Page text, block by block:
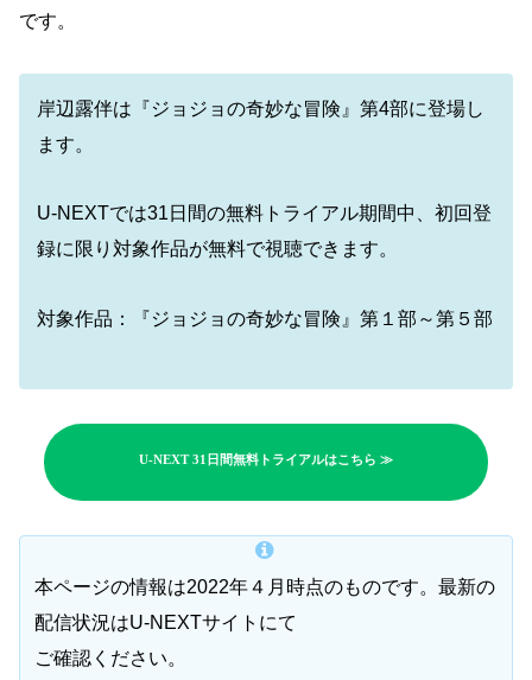
です。
岸辺露伴は『ジョジョの奇妙な冒険』第4部に登場し
ます。
U-NEXTでは31日間の無料トライアル期間中、初回登
録に限り対象作品が無料で視聴できます。
対象作品：『ジョジョの奇妙な冒険』第１部～第５部
U-NEXT 31日間無料トライアルはこちら ≫
本ページの情報は2022年４月時点のものです。最新の
配信状況はU-NEXTサイトにて
ご確認ください。